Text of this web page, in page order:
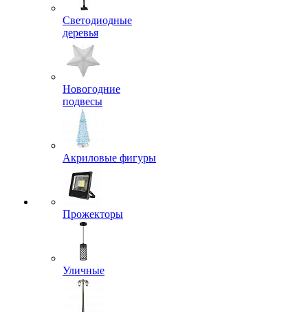
Светодиодные
деревья
Новогодние
подвесы
Акриловые фигуры
Прожекторы
Уличные